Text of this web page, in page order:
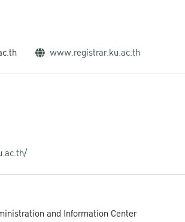
www.registrar.ku.ac.th
and Information Center